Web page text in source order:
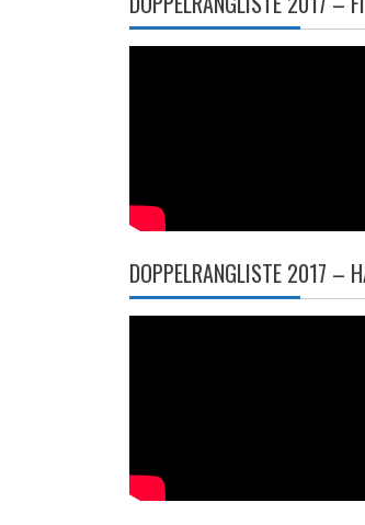
DOPPELRANGLISTE 2017 –